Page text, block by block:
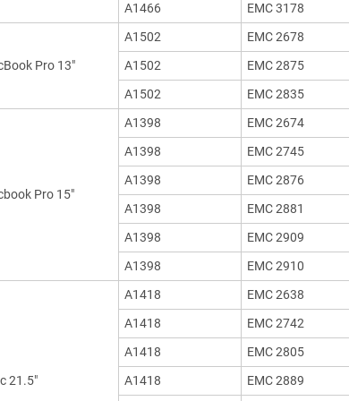
A1466
EMC 3178
Pro 13"
A1502 EMC 2678
A1502
EMC 2875
A1502
EMC 2835
Pro 15"
A1398 EMC 2674
A1398
EMC 2745
A1398
EMC 2876
A1398
EMC 2881
A1398
EMC 2909
A1398
EMC 2910
21.5"
A1418 EMC 2638
A1418
EMC 2742
A1418
EMC 2805
A1418
EMC 2889